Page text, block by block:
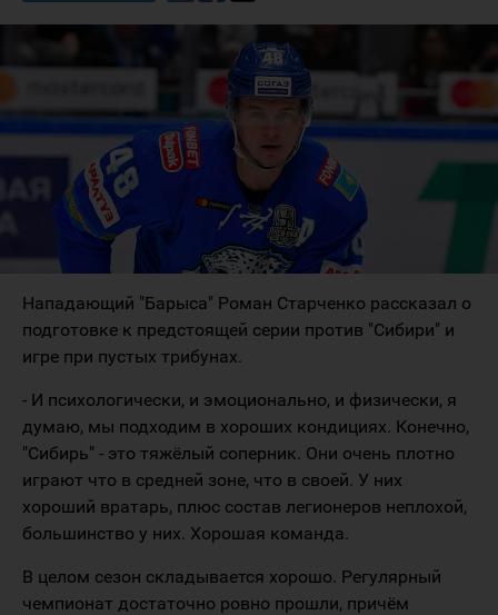
Нападающий "Барыса" Роман Старченко рассказал о
подготовке к предстоящей серии против "Сибири" и
игре при пустых трибунах.
- И психологически, и эмоционально, и физически, я
думаю, мы подходим в хороших кондициях. Конечно,
"Сибирь" - это тяжёлый соперник. Они очень плотно
играют что в средней зоне, что в своей. У них
хороший вратарь, плюс состав легионеров неплохой,
большинство у них. Хорошая команда.
В целом сезон складывается хорошо. Регулярный
чемпионат достаточно ровно прошли, причём